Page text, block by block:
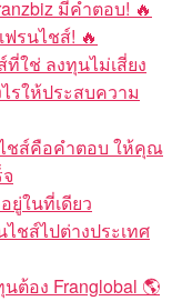
มีคำตอบ! 🔥
รนไชส์! 🔥
ใช่ ลงทุนไม่เสี่ยง
รให้ประสบความ
ชส์คือคำตอบ ให้คุณ
ยู่ในที่เดียว
ชส์ไปต่างประเทศ
ต้อง Franglobal 🌎